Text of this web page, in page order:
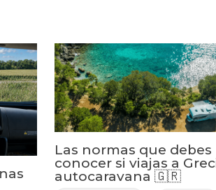
Las normas que debes
conocer si viajas a
autocaravana 🇬🇷